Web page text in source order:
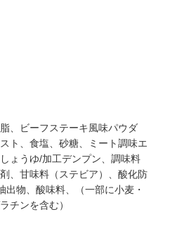
、ビーフステーキ風味パウダ
ト、食塩、砂糖、ミート調味エ
ょうゆ/加工デンプン、調味料
、甘味料（ステビア）、酸化防
物、酸味料、（一部に小麦・
チンを含む）